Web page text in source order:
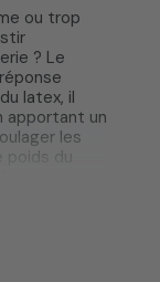
ou trop
? Le
latex, il
apportant un
les
du